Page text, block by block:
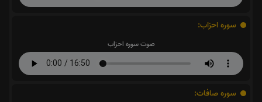
سوره احزاب:
صوت سوره احزاب
سوره صافات: